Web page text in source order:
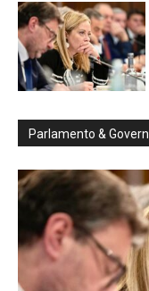
Parlamento &